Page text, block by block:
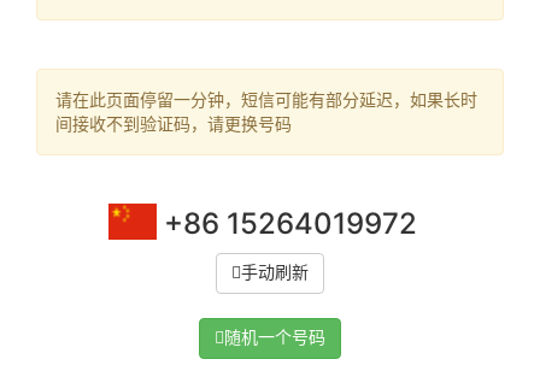
请在此页面停留一分钟，短信可能有部分延迟，如果长时
间接收不到验证码，请更换号码
+86 15264019972
手动刷新
随机一个号码